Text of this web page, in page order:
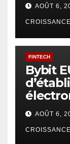
AOÛT 6,
FINTECH
Bybit
AOÛT 6,